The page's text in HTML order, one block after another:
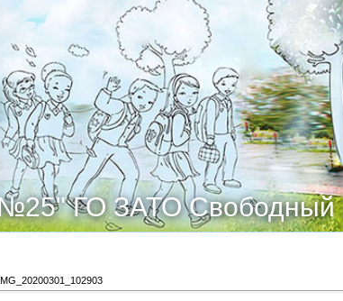
ГО ЗАТО Свободный